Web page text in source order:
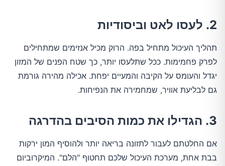
2. לעסו לאט וביסודיות
תהליך העיכול מתחיל בפה. הרוק מכיל אנזימים שמתחילים
לפרק פחמימות. ככל שתלעסו יותר, כך שטח הפנים של המזון
יגדל והעומס על הקיבה והמעיים יפחת. אכילה מהירה גורמת
גם לבליעת אוויר, שמחמירה את הנפיחות.
3. הגדילו את כמות הסיבים בהדרגה
אם החלטתם לעבור לתזונה בריאה יותר ולהוסיף המון ירקות
בבת אחת, מערכת העיכול שלכם תחטוף "הלם". המיקרוביום